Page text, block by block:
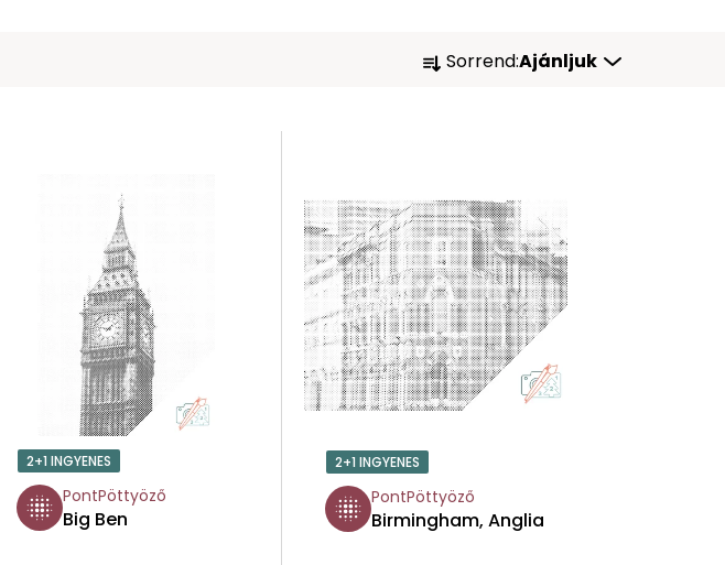
T
M
É
K
E
K
R
E
N
Sorrend:Ajánljuk
2+1 INGYENES
PontPöttyöző
Big Ben
2+1 INGYENES
PontPöttyöző
Birmingham, Anglia